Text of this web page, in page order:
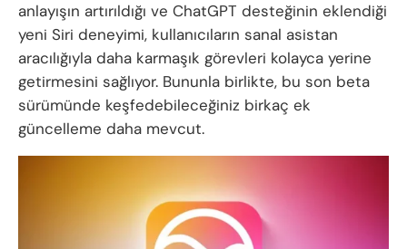
anlayışın artırıldığı ve ChatGPT desteğinin eklendiği
yeni Siri deneyimi, kullanıcıların sanal asistan
aracılığıyla daha karmaşık görevleri kolayca yerine
getirmesini sağlıyor. Bununla birlikte, bu son beta
sürümünde keşfedebileceğiniz birkaç ek
güncelleme daha mevcut.